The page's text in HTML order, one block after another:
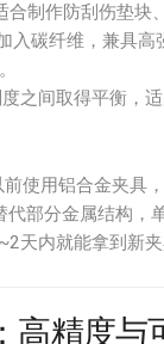
合制作防刮伤垫块
入碳纤维，兼具
度之间取得平衡，
使用铝合金夹具
代部分金属结构，
天内就能拿到新夹
高精度与